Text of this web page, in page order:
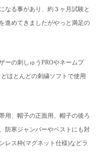
なる事があり、約３ヶ月試験と
進めてきましたがやっと満足の
ーの刺しゅうPROやネームプ
ほとんどの刺繍ソフトで使用
用、帽子の正面用、帽子の後ろ
防寒ジャンバーやベストにも対
レス枠(マグネット仕様)などラ